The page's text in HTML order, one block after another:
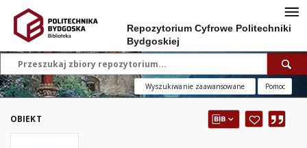
Repozytorium Cyfrowe Politechniki
Bydgoskiej
Wyszukiwanie zaawansowane Pomoc
OBIEKT